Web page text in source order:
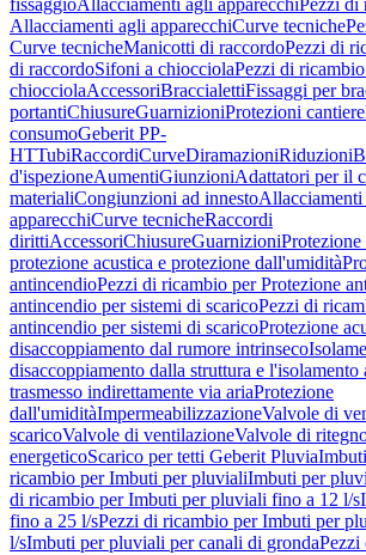
fissaggioAllacciamenti agli apparecchiPezzi di
Allacciamenti agli apparecchiCurve tecniche
Curve tecnicheManicotti di raccordoPezzi di
di raccordoSifoni a chiocciolaPezzi di
chiocciolaAccessoriBraccialettiFissaggi per
portantiChiusureGuarnizioniProtezioni cantiere
consumoGeberit PP-
HTTubiRaccordiCurveDiramazioniRiduzioni
d'ispezioneAumentiGiunzioniAdattatori per il
materialiCongiunzioni ad innestoAllacciamenti
apparecchiCurve tecnicheRaccordi
dirittiAccessoriChiusureGuarnizioni
protezione acustica e protezione dall'umidità
antincendioPezzi di ricambio per Protezione
antincendio per sistemi di scaricoPezzi di
antincendio per sistemi di scaricoProtezione
disaccoppiamento dal rumore intrinseco
disaccoppiamento dalla struttura e l'isolamento
trasmesso indirettamente via ariaProtezione
dall'umiditàImpermeabilizzazioneValvole di
scaricoValvole di ventilazioneValvole di
energeticoScarico per tetti Geberit Pluvia
ricambio per Imbuti per pluvialiImbuti per
di ricambio per Imbuti per pluviali fino a 12 l/s
fino a 25 l/sPezzi di ricambio per Imbuti per
l/sImbuti per pluviali per canali di grondaPezzi